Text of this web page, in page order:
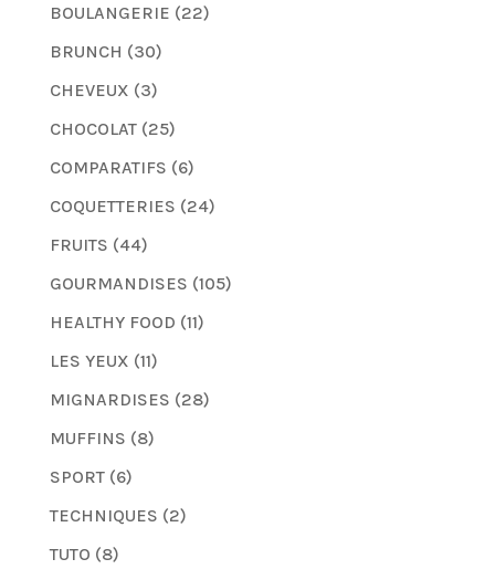
BOULANGERIE (22)
BRUNCH (30)
CHEVEUX (3)
CHOCOLAT(25)
COMPARATIFS (6)
COQUETTERIES (24)
FRUITS (44)
GOURMANDISES (105)
HEALTHY FOOD (11)
LES YEUX (11)
MIGNARDISES (28)
MUFFINS (8)
SPORT(6)
TECHNIQUES (2)
TUTO (8)